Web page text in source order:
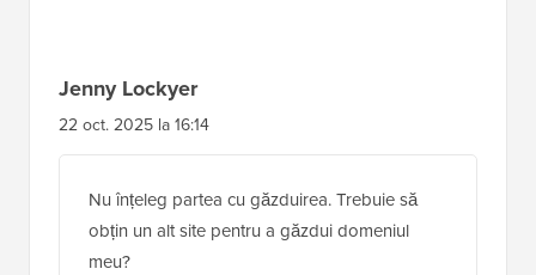
Jenny Lockyer
22 oct. 2025 la 16:14
Nu înțeleg partea cu găzduirea. Trebuie să
obțin un alt site pentru a găzdui domeniul
meu?